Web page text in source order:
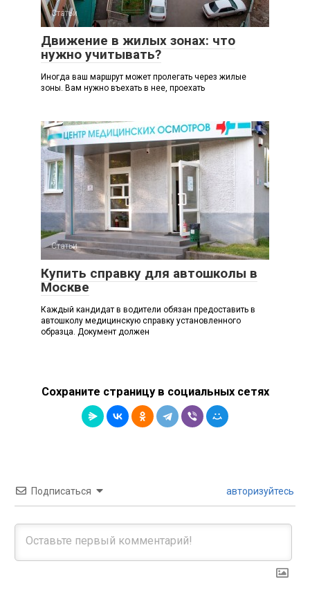
Статьи
Движение в жилых зонах: что
нужно учитывать?
Иногда ваш маршрут может пролегать через жилые
зоны. Вам нужно въехать в нее, проехать
Статьи
Купить справку для автошколы в
Москве
Каждый кандидат в водители обязан предоставить в
автошколу медицинскую справку установленного
образца. Документ должен
Сохраните страницу в социальных сетях
Подписаться авторизуйтесь